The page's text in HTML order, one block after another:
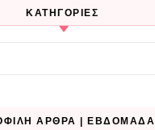
KΑΤΗΓΟΡΊΕΣ
ΆΡΘΡΑ | ΕΒΔΟΜΆΔΑ